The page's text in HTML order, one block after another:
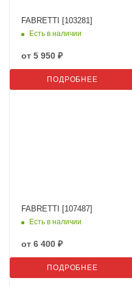
FABRETTI [103281]
Есть в наличии
от 5 950 ₽
ПОДРОБНЕЕ
FABRETTI [107487]
Есть в наличии
от 6 400 ₽
ПОДРОБНЕЕ